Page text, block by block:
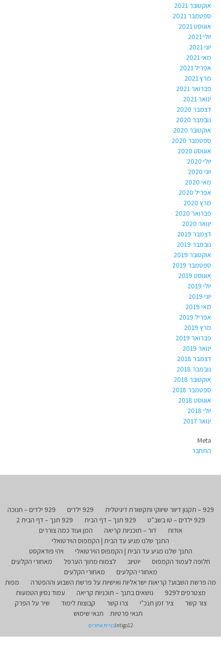
אוקטובר 2021
ספטמבר 2021
אוגוסט 2021
יולי 2021
יוני 2021
מאי 2021
אפריל 2021
מרץ 2021
פברואר 2021
ינואר 2021
דצמבר 2020
נובמבר 2020
אוקטובר 2020
ספטמבר 2020
אוגוסט 2020
יולי 2020
יוני 2020
מאי 2020
אפריל 2020
מרץ 2020
פברואר 2020
ינואר 2020
דצמבר 2019
נובמבר 2019
אוקטובר 2019
ספטמבר 2019
אוגוסט 2019
יולי 2019
יוני 2019
מאי 2019
אפריל 2019
מרץ 2019
פברואר 2019
ינואר 2019
דצמבר 2018
נובמבר 2018
אוקטובר 2018
ספטמבר 2018
אוגוסט 2018
יולי 2018
ינואר 2017
Meta
התחבר
929 – תקנון דיוור שיווקי ותקשורת דיגיטלית 929 ילדים
929 ילדים – חנוכה
929 ילדים – טו בשב"ט
929 תנך – דף הבית
929 תנך – דף הבית 2
אודות
דור – תוכניות קריאה
המן ועוד כמה צוררים
התנך שלנו מגיע עד הבית | הקמפוס הוירטואלי
התנך שלנו מגיע עד הבית | הקמפוס הוירטואלי
ויהי פודאקסט
חלופה לעמוד הקמפוס
יוטיוב לצמוח מתוך הערפל
מאחורי הקלעים
מאחורי הקלעים
מאחורי הקלעים
מה פרשת השבוע? קריאות ישראליות ואישיות על פרשת השבוע וההפטרה
מפות
מצטרפים ל929
נושאים בתנך – תוכניות קריאה
עמוד נסיון הטמעות
צור קשר
ציר זמן תנכ"י צרו קשר קבוצות לימוד
שיר על הפרק
תנאי פרטיות
תנאי שימוש
Intigo12בניית אתרים